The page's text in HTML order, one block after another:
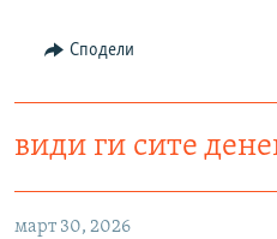
Сподели
види ги сите
март 30, 2026